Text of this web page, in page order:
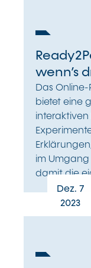
wenn’s
Das
bietet eine
im
damit die
Dez. 7
2023